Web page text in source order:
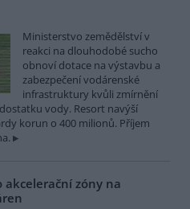
Ministerstvo zemědělství v
reakci na dlouhodobé sucho
obnoví dotace na výstavbu a
zabezpečení vodárenské
infrastruktury kvůli zmírnění
vody. Resort navýší
korun o 400 milionů. Příjem
akcelerační zóny na